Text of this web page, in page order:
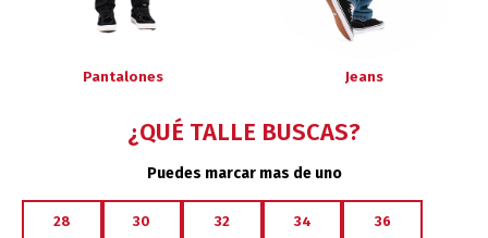
Pantalones Jeans
¿QUÉ TALLE BUSCAS?
Puedes marcar mas de uno
28 30 32 34 36